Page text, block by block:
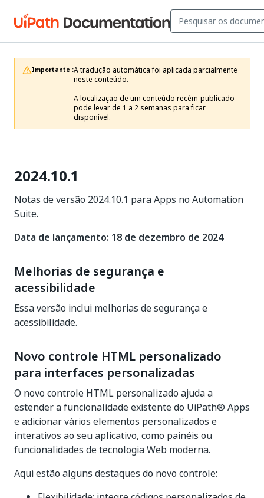
Importante :A tradução automática foi aplicada parcialmente
neste conteúdo.
A localização de um conteúdo recém-publicado
pode levar de 1 a 2 semanas para ficar
disponível.
2024.10.1
Notas de versão 2024.10.1 para Apps no Automation
Suite.
Data de lançamento: 18 de dezembro de 2024
Melhorias de segurança e
acessibilidade
Essa versão inclui melhorias de segurança e
acessibilidade.
Novo controle HTML personalizado
para interfaces personalizadas
O novo controle HTML personalizado ajuda a
estender a funcionalidade existente do UiPath® Apps
e adicionar vários elementos personalizados e
interativos ao seu aplicativo, como painéis ou
funcionalidades de tecnologia Web moderna.
Aqui estão alguns destaques do novo controle: